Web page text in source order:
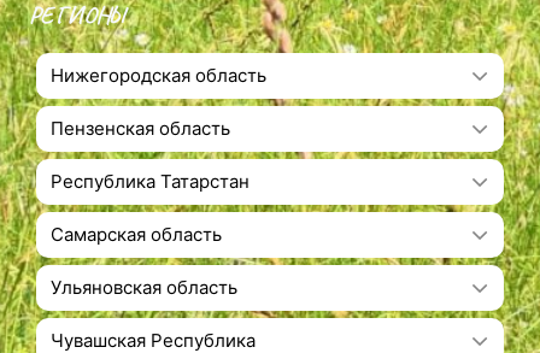
“СВЯТОЙ
КЛЮЧ”,
БИЛЯРСК
РЕГИОНЫ
Нижегородская область
Пензенская область
Республика Татарстан
Самарская область
Ульяновская область
Чувашская Республика